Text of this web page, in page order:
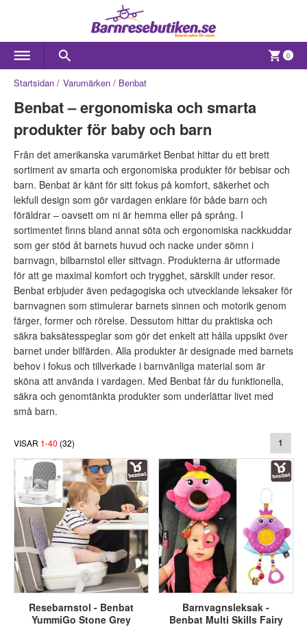
0
Startsidan Varumärken Benbat
Benbat – ergonomiska och smarta
produkter för baby och barn
Från det amerikanska varumärket Benbat hittar du ett brett
sortiment av smarta och ergonomiska produkter för bebisar och
barn. Benbat är känt för sitt fokus på komfort, säkerhet och
lekfull design som gör vardagen enklare för både barn och
föräldrar – oavsett om ni är hemma eller på språng. I
sortimentet finns bland annat söta och ergonomiska nackkuddar
som ger stöd åt barnets huvud och nacke under sömn i
barnvagn, bilbarnstol eller sittvagn. Produkterna är utformade
för att ge maximal komfort och trygghet, särskilt under resor.
Benbat erbjuder även pedagogiska och utvecklande leksaker för
barnvagnen som stimulerar barnets sinnen och motorik genom
färger, former och rörelse. Dessutom hittar du praktiska och
säkra baksätesspeglar som gör det enkelt att hålla uppsikt över
barnet under bilfärden. Alla produkter är designade med barnets
behov i fokus och tillverkade i barnvänliga material som är
sköna att använda i vardagen. Med Benbat får du funktionella,
säkra och genomtänkta produkter som underlättar livet med
små barn.
VISAR 1-40 (32) 1
Resebarnstol - Benbat
YummiGo Stone Grey
Barnvagnsleksak -
Benbat Multi Skills Fairy